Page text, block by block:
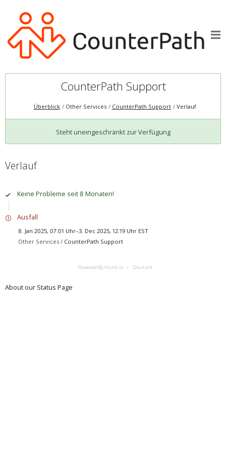
CounterPath Support
Überblick Other Services CounterPath Support Verlauf
Steht uneingeschränkt zur Verfügung
Verlauf
Keine Probleme seit 8 Monaten!
Ausfall
8. Jan 2025, 07:01 Uhr–3. Dec 2025, 12:19 Uhr EST
Other Services / CounterPath Support
Powered By Hund.io Deutsch
About our Status Page